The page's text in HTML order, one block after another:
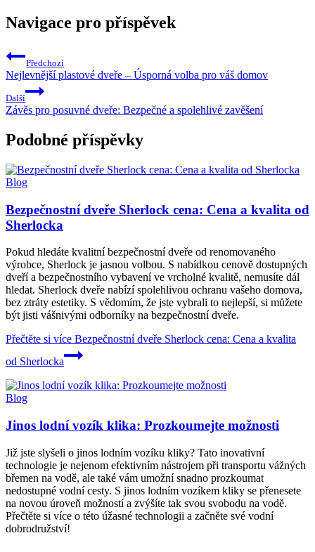
Navigace pro příspěvek
Předchozí
Nejlevnější plastové dveře – Úsporná volba pro váš domov
Další
Závěs pro posuvné dveře: Bezpečné a spolehlivé zavěšení
Podobné příspěvky
Blog
Bezpečnostní dveře Sherlock cena: Cena a kvalita od
Sherlocka
Pokud hledáte kvalitní bezpečnostní dveře od renomovaného
výrobce, Sherlock je jasnou volbou. S nabídkou cenově dostupných
dveří a bezpečnostního vybavení ve vrcholné kvalitě, nemusíte dál
hledat. Sherlock dveře nabízí spolehlivou ochranu vašeho domova,
bez ztráty estetiky. S vědomím, že jste vybrali to nejlepší, si můžete
být jisti vášnivými odborníky na bezpečnostní dveře.
Přečtěte si více Bezpečnostní dveře Sherlock cena: Cena a kvalita
od Sherlocka
Blog
Jinos lodní vozík klika: Prozkoumejte možnosti
Již jste slyšeli o jinos lodním vozíku kliky? Tato inovativní
technologie je nejenom efektivním nástrojem při transportu vážných
břemen na vodě, ale také vám umožní snadno prozkoumat
nedostupné vodní cesty. S jinos lodním vozíkem kliky se přenesete
na novou úroveň možností a zvýšíte tak svou svobodu na vodě.
Přečtěte si více o této úžasné technologii a začněte své vodní
dobrodružství!